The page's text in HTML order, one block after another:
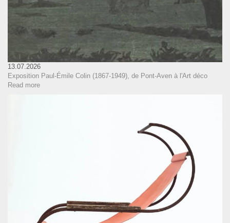
13.07.2026
Exposition Paul-Émile Colin (1867-1949), de Pont-Aven à l'Art déco
Read more